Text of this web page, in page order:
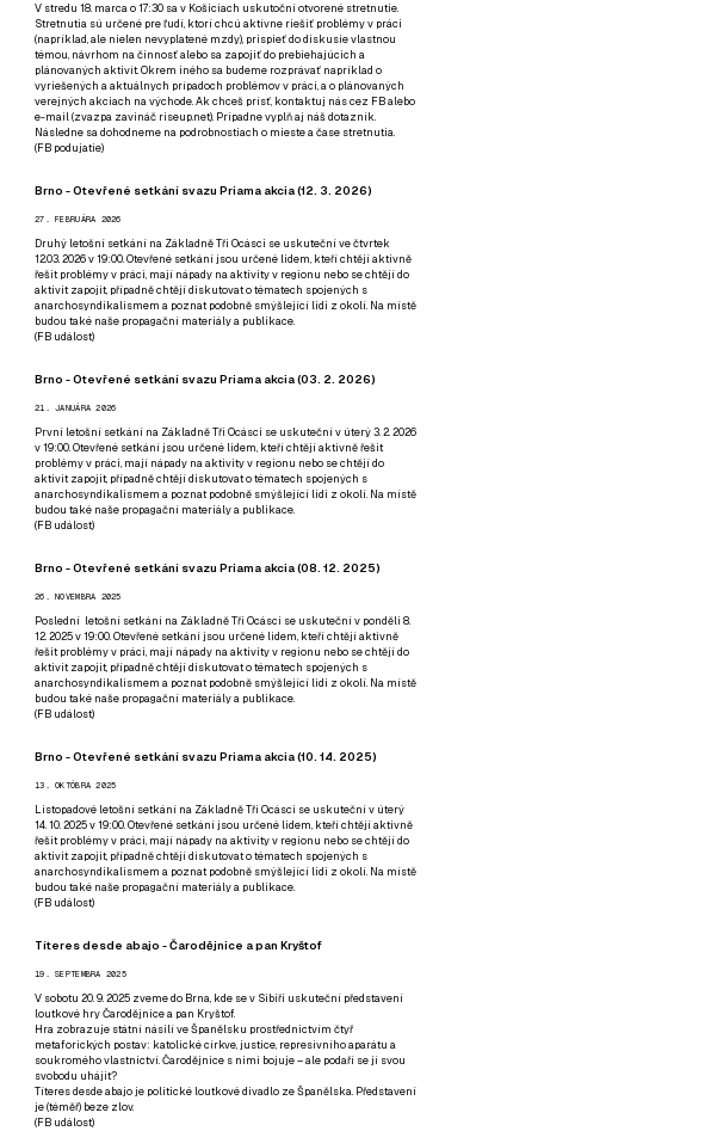
V stredu 18. marca o 17:30 sa v Košiciach uskutoční otvorené stretnutie.
Stretnutia sú určené pre ľudí, ktorí chcú aktívne riešiť problémy v práci
(napríklad, ale nielen nevyplatené mzdy), prispieť do diskusie vlastnou
témou, návrhom na činnosť alebo sa zapojiť do prebiehajúcich a
plánovaných aktivít. Okrem iného sa budeme rozprávať napríklad o
vyriešených a aktuálnych prípadoch problémov v práci, a o plánovaných
verejných akciach na východe. Ak chceš prísť, kontaktuj nás cez FBalebo
e-mail (zvazpa zavináč riseup.net). Prípadnevyplň aj náš dotazník.
Následne sa dohodneme na podrobnostiach o mieste a čase stretnutia.
(FB podujatie)
Brno - Otevřené setkání svazu Priama akcia (12. 3. 2026)
27. FEBRUÁRA 2026
Druhý letošní setkání na Základně Tři Ocásci se uskuteční ve čtvrtek
12.03. 2026 v 19:00. Otevřené setkání jsou určené lidem, kteří chtějí aktivně
řešit problémy v práci, mají nápady na aktivity v regionu nebo se chtějí do
aktivit zapojit, případně chtějí diskutovat o tématech spojených s
anarchosyndikalismem a poznat podobně smýšlející lidi z okolí. Na místě
budou také naše propagační materiály a publikace.
(FB událost)
Brno - Otevřené setkání svazu Priama akcia (03. 2. 2026)
21. JANUÁRA 2026
První letošní setkání na Základně Tři Ocásci se uskuteční v úterý 3. 2. 2026
v 19:00. Otevřené setkání jsou určené lidem, kteří chtějí aktivně řešit
problémy v práci, mají nápady na aktivity v regionu nebo se chtějí do
aktivit zapojit, případně chtějí diskutovat o tématech spojených s
anarchosyndikalismem a poznat podobně smýšlející lidi z okolí. Na místě
budou také naše propagační materiály a publikace.
(FB událost)
Brno - Otevřené setkání svazu Priama akcia (08. 12. 2025)
26. NOVEMBRA 2025
Poslední letošní setkání na Základně Tři Ocásci se uskuteční v ponděli 8.
12. 2025 v 19:00. Otevřené setkání jsou určené lidem, kteří chtějí aktivně
řešit problémy v práci, mají nápady na aktivity v regionu nebo se chtějí do
aktivit zapojit, případně chtějí diskutovat o tématech spojených s
anarchosyndikalismem a poznat podobně smýšlející lidi z okolí. Na místě
budou také naše propagační materiály a publikace.
(FB událost)
Brno - Otevřené setkání svazu Priama akcia (10. 14. 2025)
13. OKTÓBRA 2025
Listopadové letošní setkání na Základně Tři Ocásci se uskuteční v úterý
14. 10. 2025 v 19:00. Otevřené setkání jsou určené lidem, kteří chtějí aktivně
řešit problémy v práci, mají nápady na aktivity v regionu nebo se chtějí do
aktivit zapojit, případně chtějí diskutovat o tématech spojených s
anarchosyndikalismem a poznat podobně smýšlející lidi z okolí. Na místě
budou také naše propagační materiály a publikace.
(FB událost)
Títeres desde abajo - Čarodějnice a pan Kryštof
19. SEPTEMBRA 2025
V sobotu 20. 9. 2025 zveme do Brna, kde se v Sibiři uskuteční představení
loutkové hry Čarodějnice a pan Kryštof.
Hra zobrazuje státní násilí ve Španělsku prostřednictvím čtyř
metaforických postav: katolické církve, justice, represivního aparátu a
soukromého vlastnictví. Čarodějnice s nimi bojuje – ale podaří se jí svou
svobodu uhájit?
Títeres desde abajo je politické loutkové divadlo ze Španělska. Představení
je (téměř) beze zlov.
(FB událost)